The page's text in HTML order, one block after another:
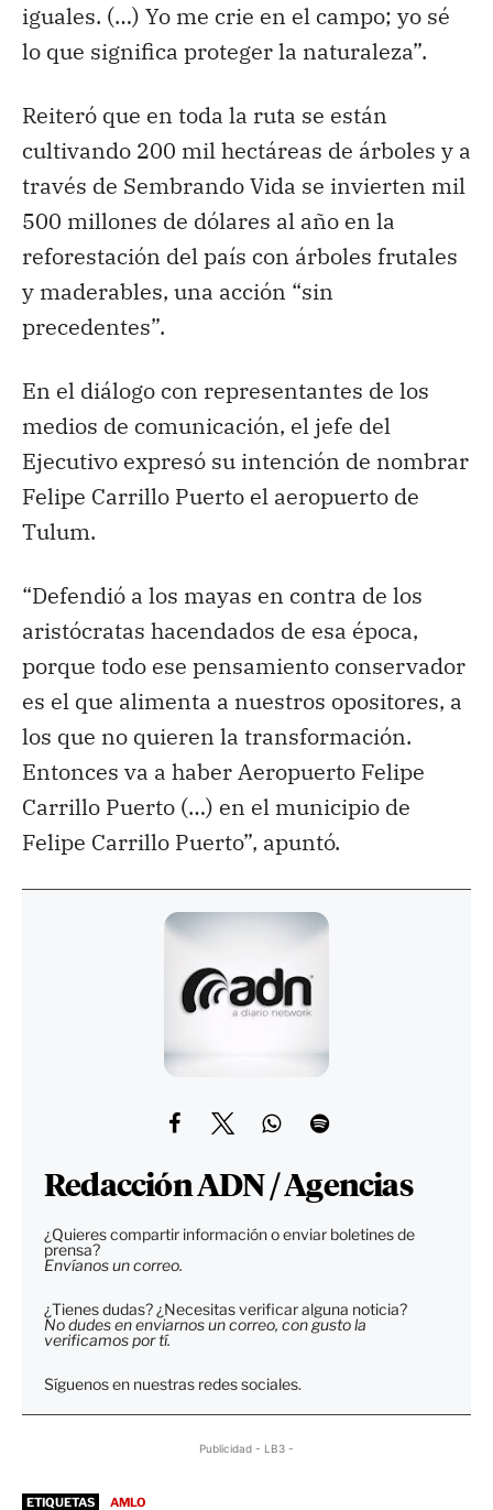
iguales. (…) Yo me crie en el campo; yo sé
lo que significa proteger la naturaleza”.
Reiteró que en toda la ruta se están
cultivando 200 mil hectáreas de árboles y a
través de Sembrando Vida se invierten mil
500 millones de dólares al año en la
reforestación del país con árboles frutales
y maderables, una acción “sin
precedentes”.
En el diálogo con representantes de los
medios de comunicación, el jefe del
Ejecutivo expresó su intención de nombrar
Felipe Carrillo Puerto el aeropuerto de
Tulum.
“Defendió a los mayas en contra de los
aristócratas hacendados de esa época,
porque todo ese pensamiento conservador
es el que alimenta a nuestros opositores, a
los que no quieren la transformación.
Entonces va a haber Aeropuerto Felipe
Carrillo Puerto (…) en el municipio de
Felipe Carrillo Puerto”, apuntó.
Redacción ADN / Agencias
¿Quieres compartir información o enviar boletines de
prensa?
Envíanos un correo.
¿Tienes dudas? ¿Necesitas verificar alguna noticia?
No dudes en enviarnos un correo, con gusto la
verificamos por tí.
Síguenos en nuestras redes sociales.
Publicidad - LB3 -
ETIQUETAS AMLO